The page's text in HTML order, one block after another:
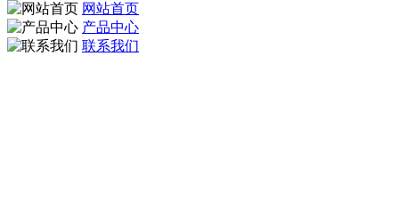
网站首页
产品中心
联系我们